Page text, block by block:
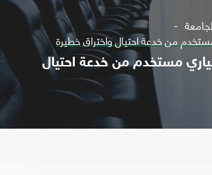
من خدعة احتيال واختراق خطيرة
مستخدم من خدعة احتيال